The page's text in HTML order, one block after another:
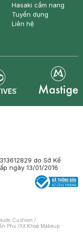
Hasaki cẩm nang
Tuyển dụng
Liên hệ
do Sở Kế
ngày 13/01/2016
Cushion /
Phủ /Xịt Khoá Makeup